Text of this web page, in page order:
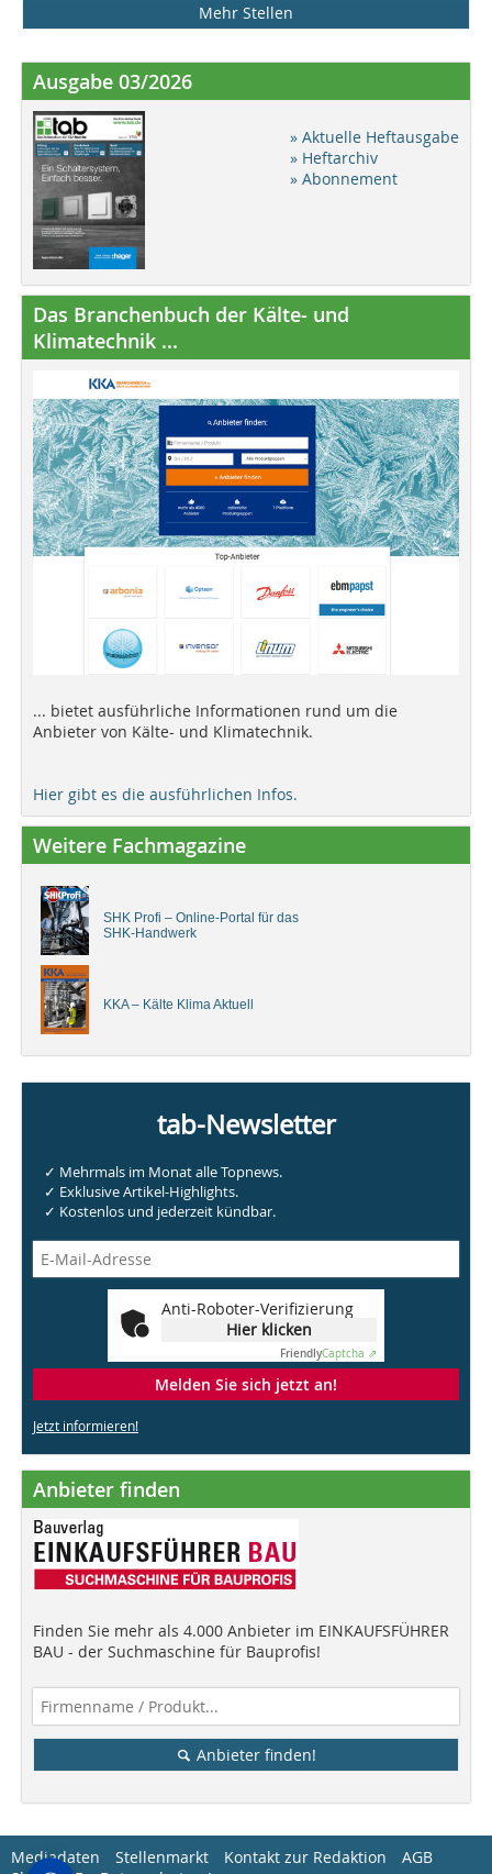
Mehr Stellen
Ausgabe 03/2026
» Aktuelle Heftausgabe
» Heftarchiv
» Abonnement
Das Branchenbuch der Kälte- und
Klimatechnik ...
... bietet ausführliche Informationen rund um die
Anbieter von Kälte- und Klimatechnik.
Hier gibt es die ausführlichen Infos.
Weitere Fachmagazine
SHK Profi – Online-Portal für das
SHK-Handwerk
KKA – Kälte Klima Aktuell
tab-Newsletter
✓ Mehrmals im Monat alle Topnews.
✓ Exklusive Artikel-Highlights.
✓ Kostenlos und jederzeit kündbar.
Anti-Roboter-Verifizierung
Hier klicken
FriendlyCaptcha ⇗
Melden Sie sich jetzt an!
Jetzt informieren!
Anbieter finden
Finden Sie mehr als 4.000 Anbieter im EINKAUFSFÜHRER
BAU - der Suchmaschine für Bauprofis!
Anbieter finden!
Mediadaten Stellenmarkt Kontakt zur Redaktion
AGB